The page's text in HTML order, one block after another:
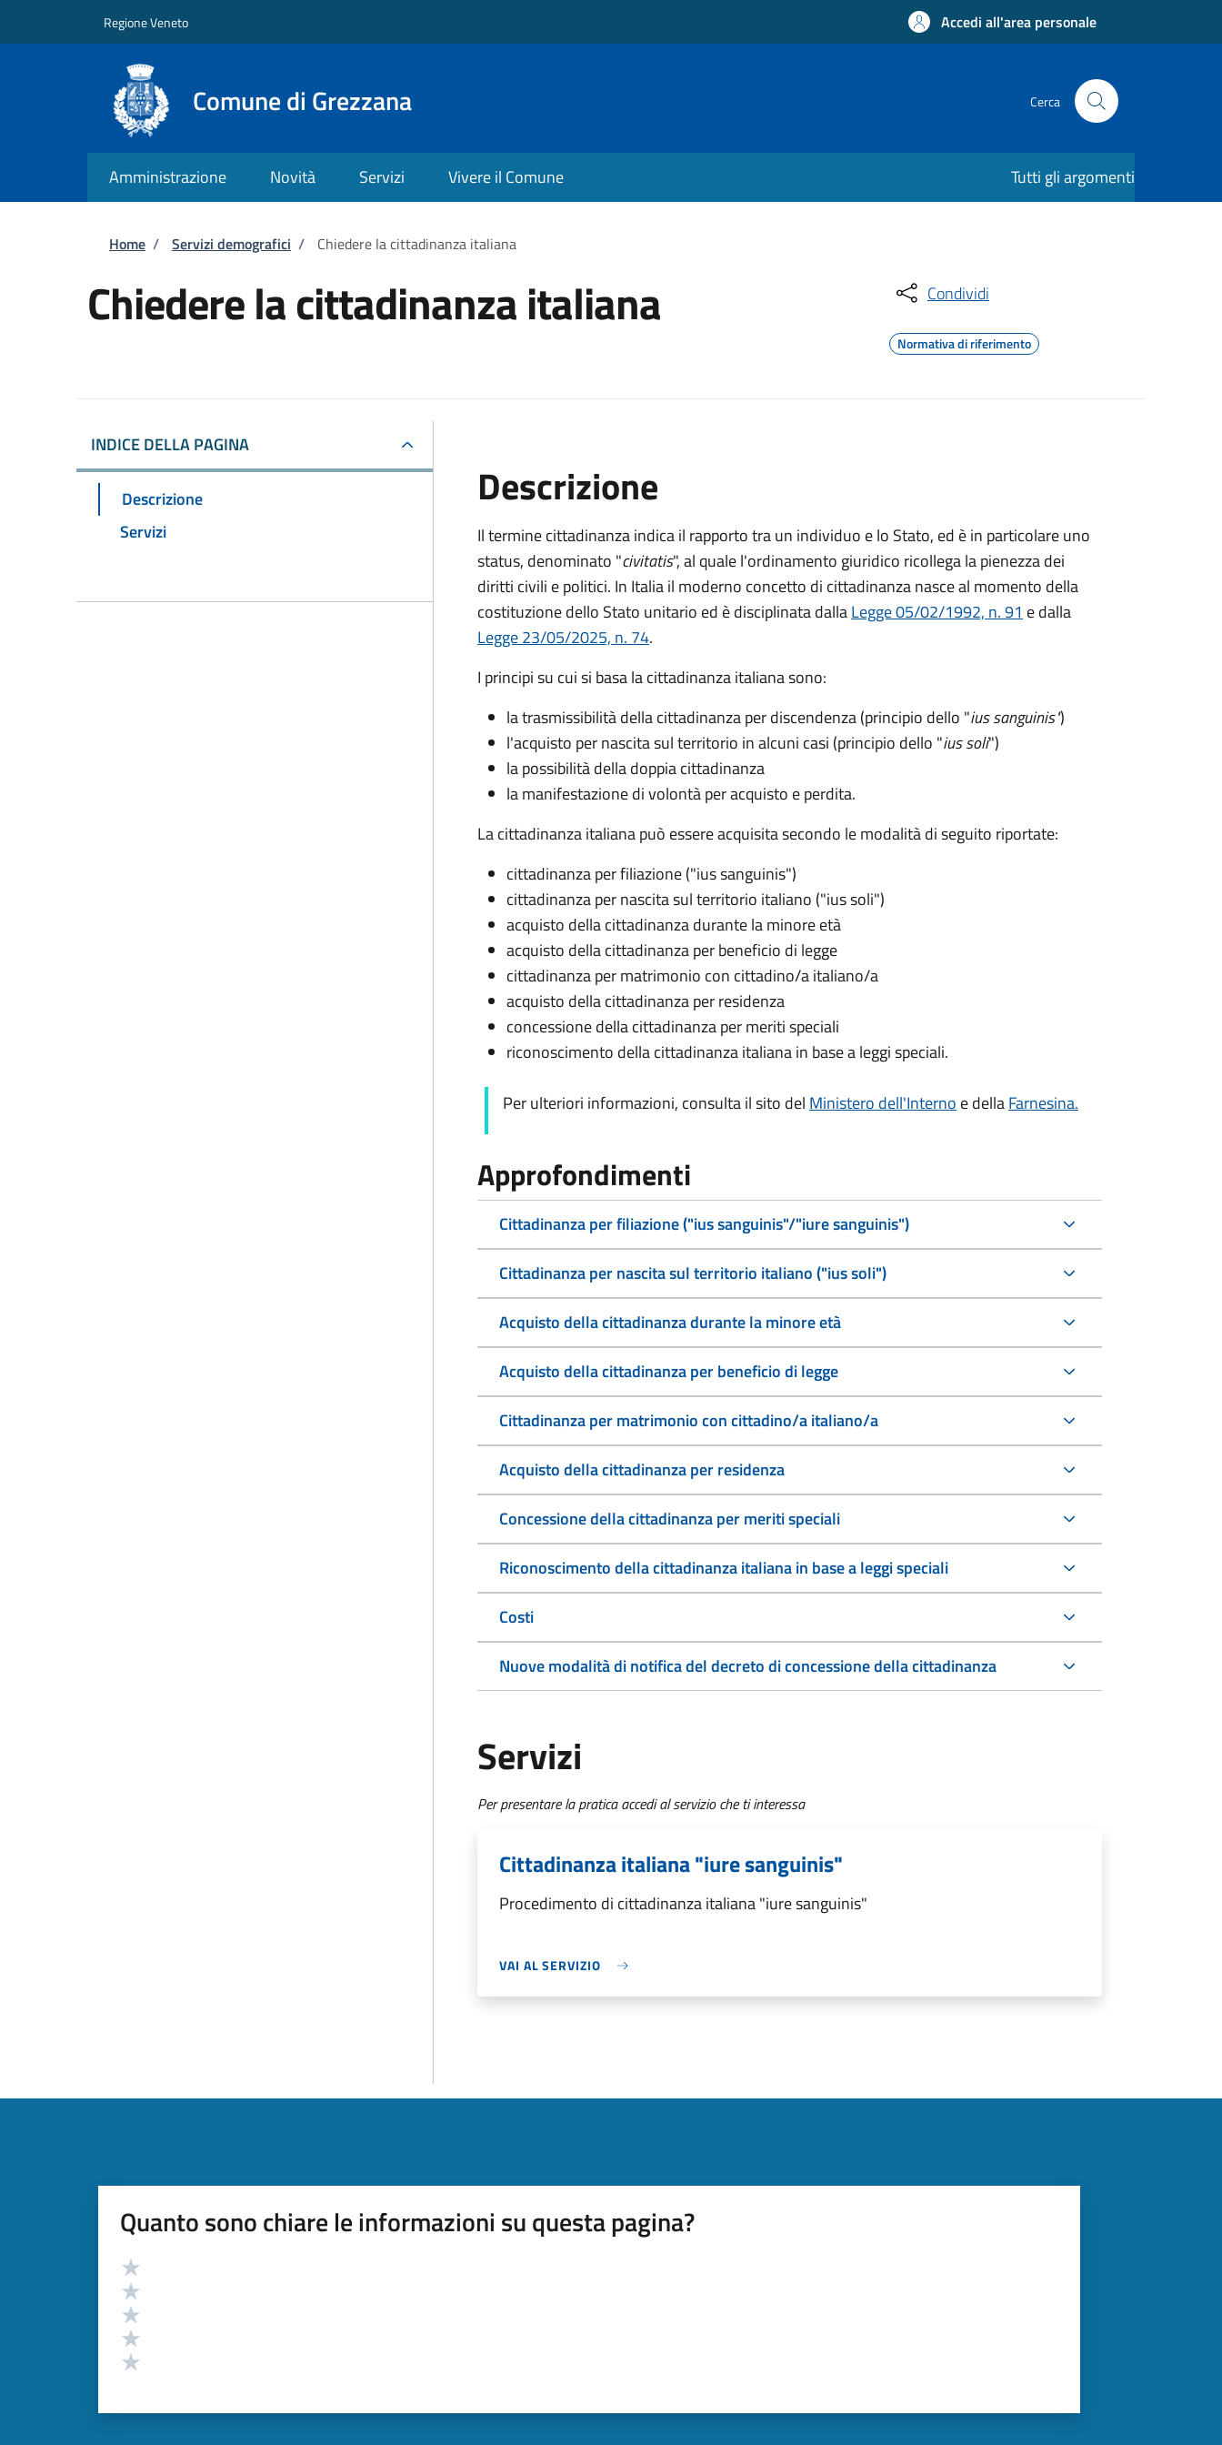
Regione Veneto Accedi all'area personale
Comune di Grezzana Cerca
Amministrazione Novità Servizi Vivere il Comune Tutti gli argomenti
Briciole di pane
Home / Servizi demografici / Chiedere la cittadinanza italiana
Chiedere la cittadinanza italiana Condividi
Normativa di riferimento
INDICE DELLA PAGINA
Descrizione
Servizi
Descrizione
Il termine cittadinanza indica il rapporto tra un individuo e lo Stato, ed è in particolare uno
status, denominato "civitatis", al quale l'ordinamento giuridico ricollega la pienezza dei
diritti civili e politici. In Italia il moderno concetto di cittadinanza nasce al momento della
costituzione dello Stato unitario ed è disciplinata dallaLegge 05/02/1992, n. 91 e dalla
Legge 23/05/2025, n. 74.
I principi su cui si basa la cittadinanza italiana sono:
la trasmissibilità della cittadinanza per discendenza (principio dello "ius sanguinis")
l'acquisto per nascita sul territorio in alcuni casi (principio dello "ius soli")
la possibilità della doppia cittadinanza
la manifestazione di volontà per acquisto e perdita.
La cittadinanza italiana può essere acquisita secondo le modalità di seguito riportate:
cittadinanza per filiazione ("ius sanguinis")
cittadinanza per nascita sul territorio italiano ("ius soli")
acquisto della cittadinanza durante la minore età
acquisto della cittadinanza per beneficio di legge
cittadinanza per matrimonio con cittadino/a italiano/a
acquisto della cittadinanza per residenza
concessione della cittadinanza per meriti speciali
riconoscimento della cittadinanza italiana in base a leggi speciali.
Per ulteriori informazioni, consulta il sito del Ministero dell'Interno e dellaFarnesina.
Approfondimenti
Cittadinanza per filiazione ("ius sanguinis"/"iure sanguinis")
Cittadinanza per nascita sul territorio italiano ("ius soli")
Acquisto della cittadinanza durante la minore età
Acquisto della cittadinanza per beneficio di legge
Cittadinanza per matrimonio con cittadino/a italiano/a
Acquisto della cittadinanza per residenza
Concessione della cittadinanza per meriti speciali
Riconoscimento della cittadinanza italiana in base a leggi speciali
Costi
Nuove modalità di notifica del decreto di concessione della cittadinanza
Servizi
Per presentare la pratica accedi al servizio che ti interessa
Cittadinanza italiana "iure sanguinis"
Procedimento di cittadinanza italiana "iure sanguinis"
VAI AL SERVIZIO
Quanto sono chiare le informazioni su questa pagina?
Valutazione